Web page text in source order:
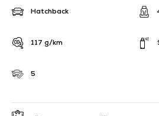
Hatchback
117 g/km
5